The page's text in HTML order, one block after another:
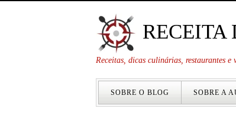
RECEITA
Receitas, dicas culinárias, restaurantes e
SOBRE O BLOG SOBRE A